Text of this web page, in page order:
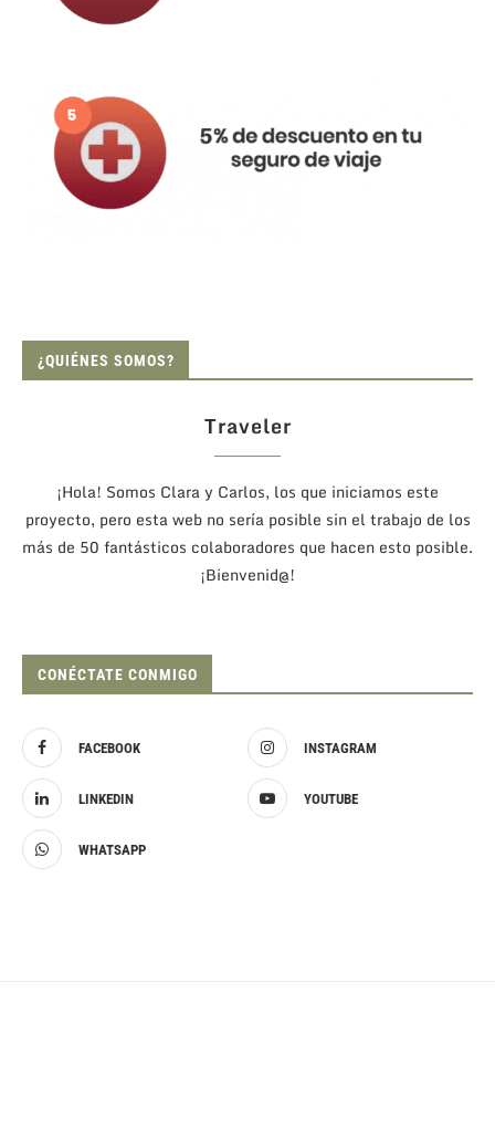
¿QUIÉNES SOMOS?
Traveler
¡Hola! Somos Clara y Carlos, los que iniciamos este
proyecto, pero esta web no sería posible sin el trabajo de los
más de 50 fantásticos colaboradores que hacen esto posible.
¡Bienvenid@!
CONÉCTATE CONMIGO
FACEBOOK INSTAGRAM
LINKEDIN YOUTUBE
WHATSAPP